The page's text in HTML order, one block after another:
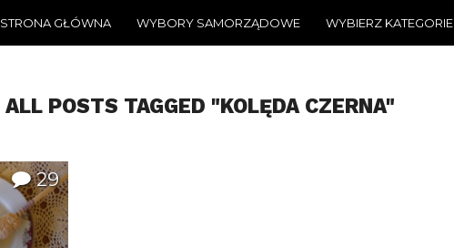
STRONA GŁÓWNA WYBORY SAMORZĄDOWE WYBIERZ KATEGORIE
ALL POSTS TAGGED "KOLĘDA CZERNA"
29